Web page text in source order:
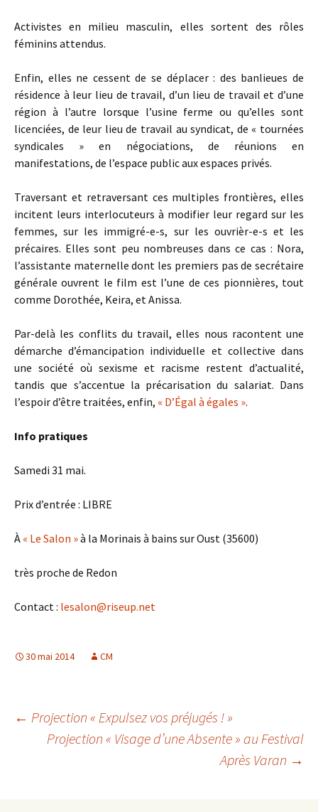
Activistes en milieu masculin, elles sortent des rôles
féminins attendus.
Enfin, elles ne cessent de se déplacer : des banlieues de
résidence à leur lieu de travail, d’un lieu de travail et d’une
région à l’autre lorsque l’usine ferme ou qu’elles sont
licenciées, de leur lieu de travail au syndicat, de « tournées
syndicales » en négociations, de réunions en
manifestations, de l’espace public aux espaces privés.
Traversant et retraversant ces multiples frontières, elles
incitent leurs interlocuteurs à modifier leur regard sur les
femmes, sur les immigré-e-s, sur les ouvrièr-e-s et les
précaires. Elles sont peu nombreuses dans ce cas : Nora,
l’assistante maternelle dont les premiers pas de secrétaire
générale ouvrent le film est l’une de ces pionnières, tout
comme Dorothée, Keira, et Anissa.
Par-delà les conflits du travail, elles nous racontent une
démarche d’émancipation individuelle et collective dans
une société où sexisme et racisme restent d’actualité,
tandis que s’accentue la précarisation du salariat. Dans
l’espoir d’être traitées, enfin, « D’Égal à égales ».
Info pratiques
Samedi 31 mai.
Prix d’entrée : LIBRE
À « Le Salon »à la Morinais à bains sur Oust (35600)
très proche de Redon
Contact : lesalon@riseup.net
30 mai 2014 CM
Navigation
← Projection « Expulsez vos préjugés ! »
Projection « Visage d’une Absente » au Festival
Après Varan →